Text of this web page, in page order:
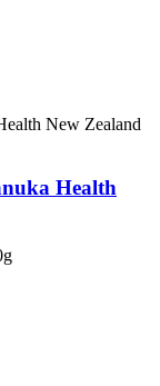
Health